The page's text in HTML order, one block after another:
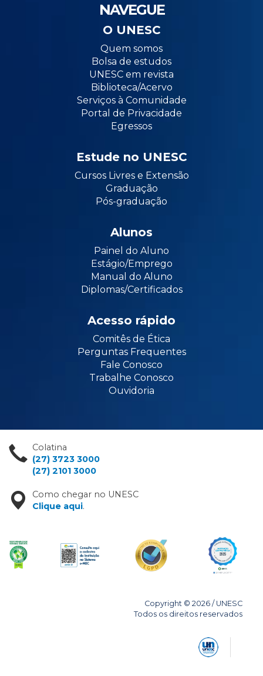
NAVEGUE
O UNESC
Quem somos
Bolsa de estudos
UNESC em revista
Biblioteca/Acervo
Serviços à Comunidade
Portal de Privacidade
Egressos
Estude no UNESC
Cursos Livres e Extensão
Graduação
Pós-graduação
Alunos
Painel do Aluno
Estágio/Emprego
Manual do Aluno
Diplomas/Certificados
Acesso rápido
Comitês de Ética
Perguntas Frequentes
Fale Conosco
Trabalhe Conosco
Ouvidoria
Colatina
(27) 3723 3000
(27) 2101 3000
Como chegar no UNESC
Clique aqui.
Copyright © 2026 / UNESC
Todos os direitos reservados